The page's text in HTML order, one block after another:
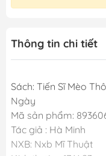
Thông tin chi tiết
Sách: Tiến Sĩ Mèo
Ngày
Mã sản phẩm:
Tác giả : Hà Minh
NXB: Nxb Mĩ Thuật